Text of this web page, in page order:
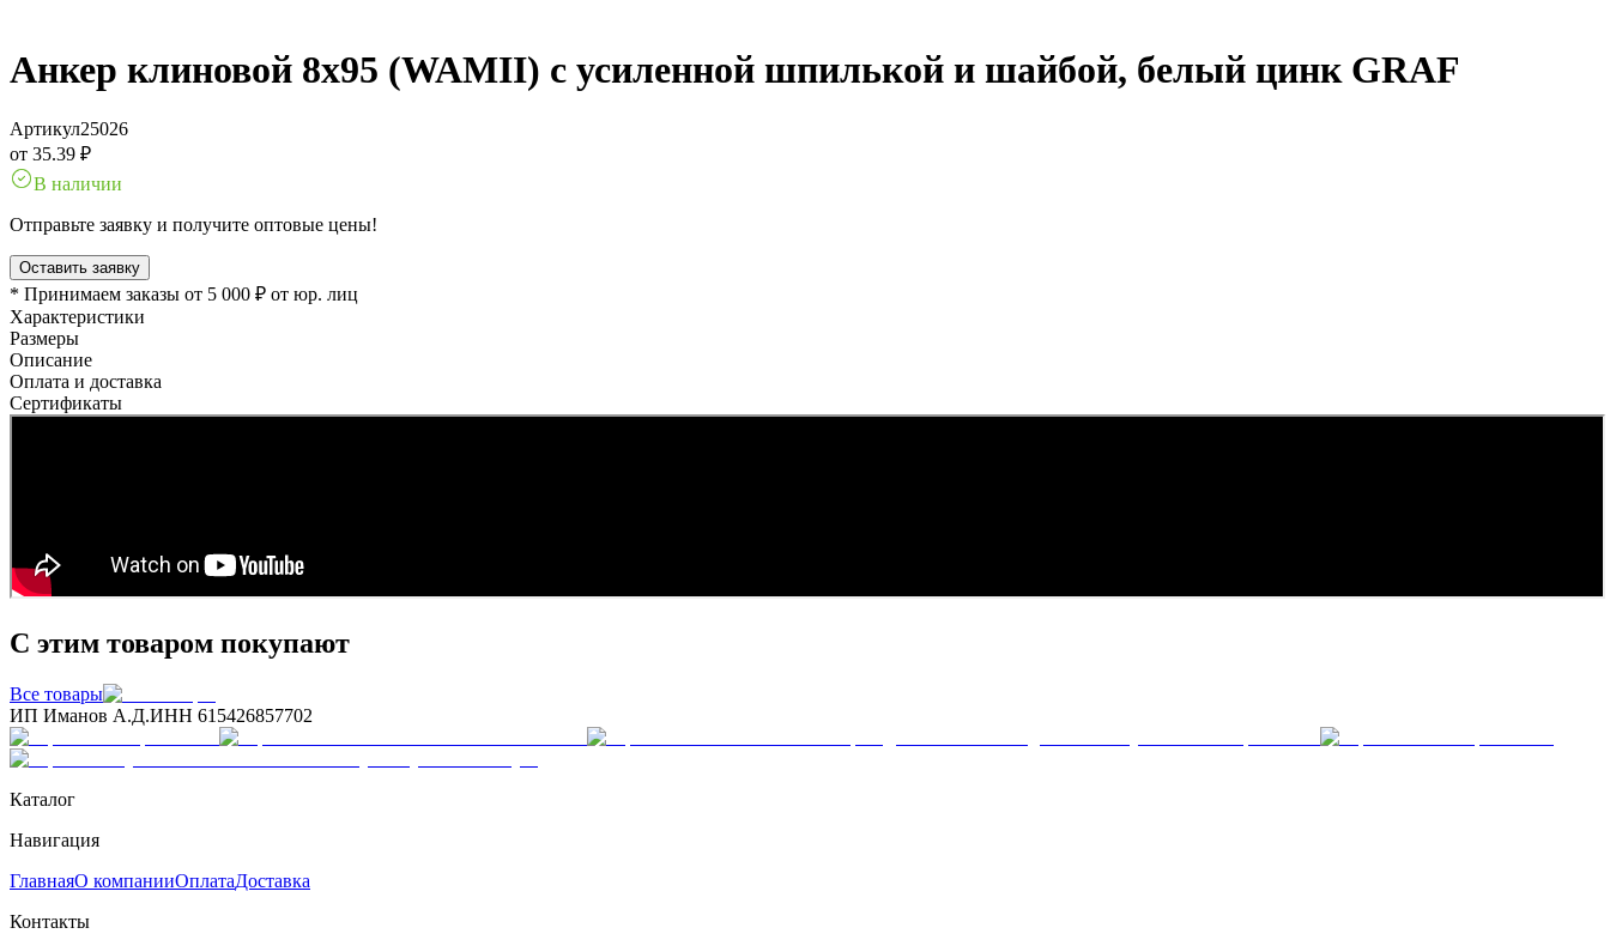
Анкер клиновой 8х95 (WAMII) с усиленной шпилькой и шайбой, белый цинк GRAF
Артикул25026
от 35.39 ₽
В наличии
Отправьте заявку и получите оптовые цены!
Оставить заявку
* Принимаем заказы от 5 000 ₽ от юр. лиц
Характеристики
Размеры
Описание
Оплата и доставка
Сертификаты
С этим товаром покупают
Все товары
ИП Иманов А.Д.ИНН 615426857702
Каталог
Навигация
ГлавнаяО компанииОплатаДоставка
Контакты